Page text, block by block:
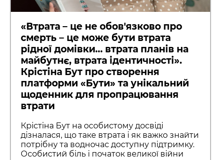
«Втрата – це не обов'язково про
смерть – це може бути втрата
рідної домівки… втрата планів на
майбутнє, втрата ідентичності».
Крістіна Бут про створення
платформи «Бути» та унікальний
щоденник для пропрацювання
втрати
Крістіна Бут на особистому досвіді
дізналася, що таке втрата і як важко знайти
потрібну та водночас доступну підтримку.
Особистий біль і початок великої війни